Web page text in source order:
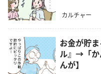
カルチャー
お金が貯
ル』→「か
んが】